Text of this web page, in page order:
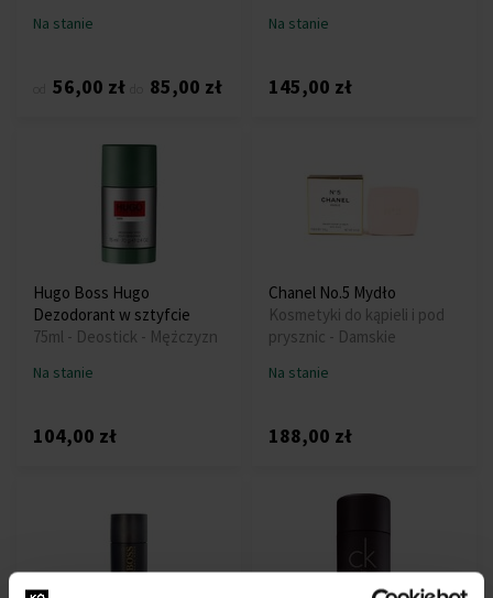
Na stanie
56,00 zł 85,00 zł
Na stanie
145,00 zł
Hugo Boss Hugo
Dezodorant w sztyfcie
75ml - Deostick - Mężczyzn
Na stanie
104,00 zł
Chanel No.5 Mydło
Kosmetyki do kąpieli i pod
prysznic - Damskie
Na stanie
188,00 zł